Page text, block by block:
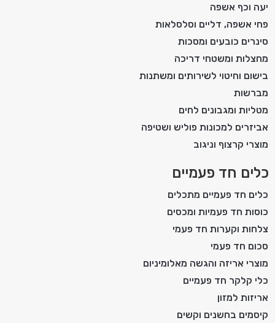
יעה וכף אשפה
פחי אשפה, דליים וסלסלאות
סינרים כובעים ומסכות
מחצלות ומשטחי דריכה
בישום וחיטוי לשירותים ומשתנות
מברשות
מטליות ומגבונים לחים
אביזרים למכונות פוליש ושטיפה
מוצרי קרצוף וניגוב
כלים חד פעמיים
כלים חד פעמיים מתכלים
כוסות חד פעמיות ומכסים
צלחות וקערות חד פעמי
סכום חד פעמי
מוצרי אריזה והגשה מאלומיניום
כלי קלקר חד פעמיים
אריזות למזון
קיסמים בחשנים וקשים